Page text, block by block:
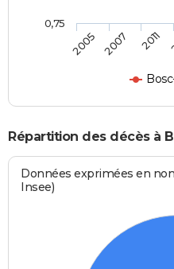
2005 2007 2011
0,75
Répartition des décès à
Données exprimées en
Insee)